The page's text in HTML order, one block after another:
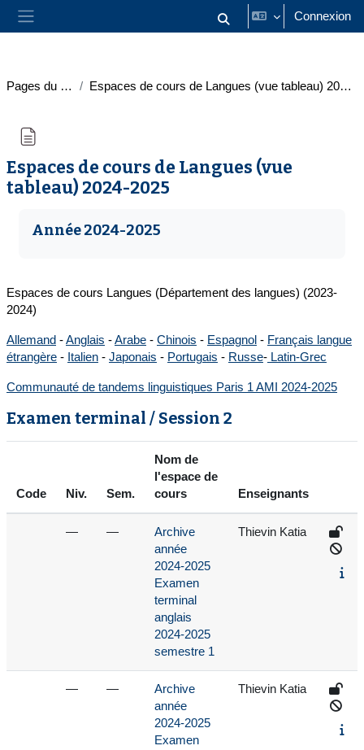
Passer au contenu principal
Panneau latéral Activer/désactiver la saisie
Connexion
Pages du site Espaces de cours de Langues (vue tableau) 2024-2025
Espaces de cours de Langues (vue
tableau) 2024-2025
Année 2024-2025
Espaces de cours Langues (Département des langues) (2023-
2024)
Allemand -Anglais -Arabe - Chinois - Espagnol - Français langue
étrangère - Italien - Japonais - Portugais - Russe- Latin-Grec
Communauté de tandems linguistiques Paris 1 AMI 2024-2025
Examen terminal / Session 2
Code Niv. Sem.
Nom de
l'espace de
cours
Enseignants
— —
Archive
année
2024-2025
Examen
terminal
anglais
2024-2025
semestre 1
Thievin Katia
— —
Archive
année
2024-2025
Examen
Thievin Katia